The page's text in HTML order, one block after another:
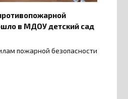
в МДОУ детский сад
пожарной безопасности